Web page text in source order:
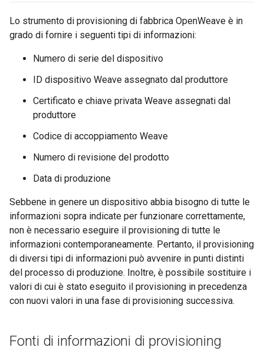
Lo strumento di provisioning di fabbrica OpenWeave è in
grado di fornire i seguenti tipi di informazioni:
Numero di serie del dispositivo
ID dispositivo Weave assegnato dal produttore
Certificato e chiave privata Weave assegnati dal
produttore
Codice di accoppiamento Weave
Numero di revisione del prodotto
Data di produzione
Sebbene in genere un dispositivo abbia bisogno di tutte le
informazioni sopra indicate per funzionare correttamente,
non è necessario eseguire il provisioning di tutte le
informazioni contemporaneamente. Pertanto, il provisioning
di diversi tipi di informazioni può avvenire in punti distinti
del processo di produzione. Inoltre, è possibile sostituire i
valori di cui è stato eseguito il provisioning in precedenza
con nuovi valori in una fase di provisioning successiva.
Fonti di informazioni di provisioning